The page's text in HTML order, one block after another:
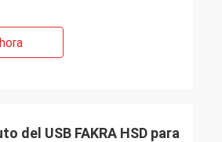
del USB FAKRA HSD para